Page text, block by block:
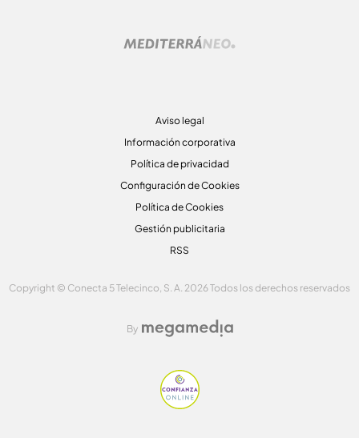
Aviso legal
Información corporativa
Política de privacidad
Configuración de Cookies
Política de Cookies
Gestión publicitaria
RSS
Copyright © Conecta 5 Telecinco, S. A. 2026 Todos los derechos reservados
By